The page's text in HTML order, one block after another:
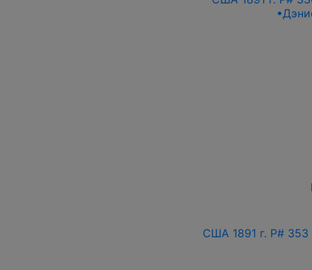
США 1891 г. P#